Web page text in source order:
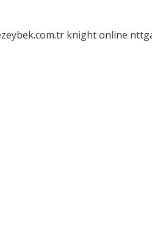
knight online